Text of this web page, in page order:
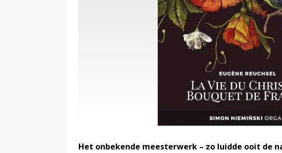
Het onbekende meesterwerk – zo luidde ooit de